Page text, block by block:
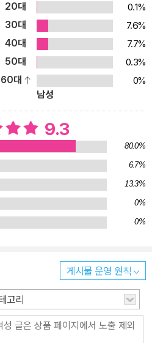
는 집과 가구를 접어 만들 수 있도록
만들기 모두 질감이 살아 있는 콜라
쁘고 입체감이 살아 있습니다. - 아
으로 자세히 설명되어 있습니다. -
고 양면 코팅까지 하여 오래도록 가
있습니다.
20대
0.1%
30대
7.6%
40대
7.7%
50대
0.3%
60대
0%
남성
9.3
80.0%
6.7%
13.3%
0%
0%
게시물 운영 원칙
고리